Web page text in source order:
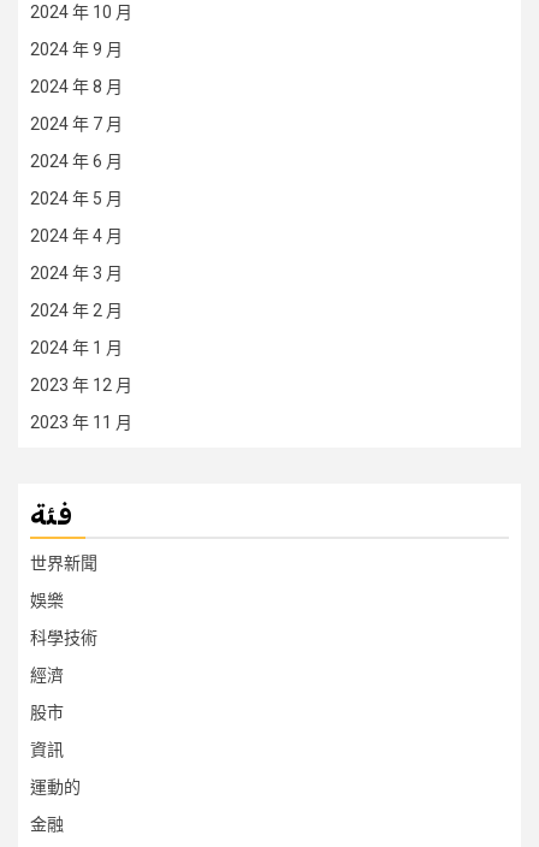
2024 年 10 月
2024 年 9 月
2024 年 8 月
2024 年 7 月
2024 年 6 月
2024 年 5 月
2024 年 4 月
2024 年 3 月
2024 年 2 月
2024 年 1 月
2023 年 12 月
2023 年 11 月
فئة
世界新聞
娛樂
科學技術
經濟
股市
資訊
運動的
金融